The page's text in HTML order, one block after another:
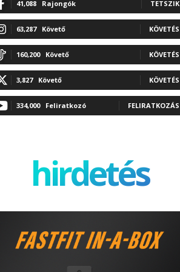
41,088 Rajongók TETSZIK
63,287 Követő KÖVETÉS
160,200 Követő KÖVETÉS
3,827 Követő KÖVETÉS
334,000 Feliratkozó FELIRATKOZÁS
hirdetés